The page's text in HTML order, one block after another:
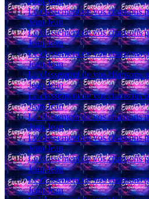
Le classement de vos chansons
Jean-Jean
Le classement de vos chansons
Jean-Jean
Le classement de vos chansons
Jean-Jean
Le classement de vos chansons
Jean-Jean
Le classement de vos chansons
Jean-Jean
Le classement de vos chansons
Jean-Jean
Le classement de vos chansons
Jean-Jean
Le classement de vos chansons
Jean-Jean
Le classement de vos chansons
Jean-Jean